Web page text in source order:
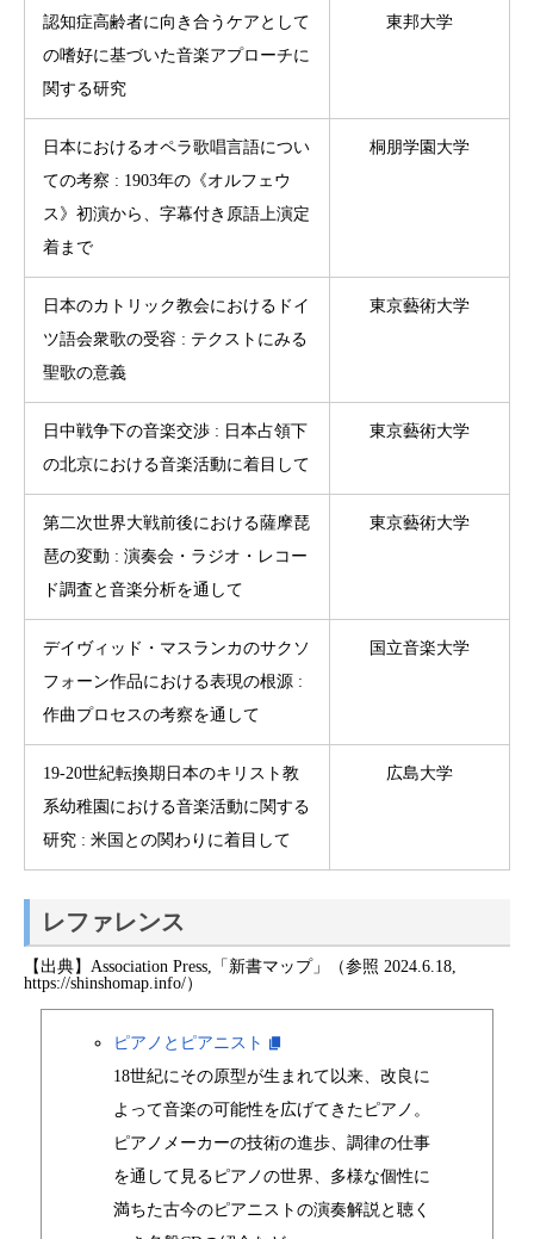
認知症高齢者に向き合うケアとして
の嗜好に基づいた音楽アプローチに
関する研究
東邦大学
日本におけるオペラ歌唱言語につい
ての考察 : 1903年の《オルフェウ
ス》初演から、字幕付き原語上演定
着まで
桐朋学園大学
日本のカトリック教会におけるドイ
ツ語会衆歌の受容 : テクストにみる
聖歌の意義
東京藝術大学
日中戦争下の音楽交渉 : 日本占領下
の北京における音楽活動に着目して
東京藝術大学
第二次世界大戦前後における薩摩琵
琶の変動 : 演奏会・ラジオ・レコー
ド調査と音楽分析を通して
東京藝術大学
デイヴィッド・マスランカのサクソ
フォーン作品における表現の根源 :
作曲プロセスの考察を通して
国立音楽大学
19-20世紀転換期日本のキリスト教
系幼稚園における音楽活動に関する
研究 : 米国との関わりに着目して
広島大学
レファレンス
【出典】Association Press,「新書マップ」（参照 2024.6.18,
https://shinshomap.info/）
ピアノとピアニスト
18世紀にその原型が生まれて以来、改良に
よって音楽の可能性を広げてきたピアノ。
ピアノメーカーの技術の進歩、調律の仕事
を通して見るピアノの世界、多様な個性に
満ちた古今のピアニストの演奏解説と聴く